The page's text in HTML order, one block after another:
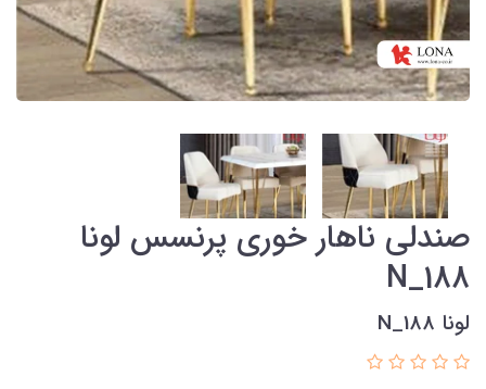
صندلی ناهار خوری پرنسس لونا
N_188
لونا N_188